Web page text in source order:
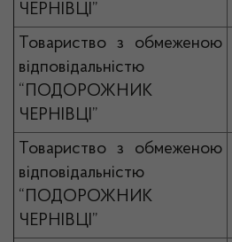
ЧЕРНІВЦІ”
Товариство з обмеженою
відповідальністю
“ПОДОРОЖНИК
ЧЕРНІВЦІ”
Товариство з обмеженою
відповідальністю
“ПОДОРОЖНИК
ЧЕРНІВЦІ”